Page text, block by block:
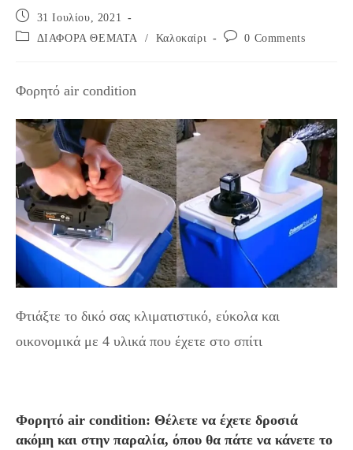
Post
published:
31 Ιουλίου, 2021
Post
ΔΙΑΦΟΡΑ ΘΕΜΑΤΑ / Καλοκαίρι
Post 0 Comments
Φορητό air condition
Φτιάξτε το δικό σας κλιματιστικό, εύκολα και
οικονομικά με 4 υλικά που έχετε στο σπίτι
Φορητό air condition: Θέλετε να έχετε δροσιά
ακόμη και στην παραλία, όπου θα πάτε να κάνετε το